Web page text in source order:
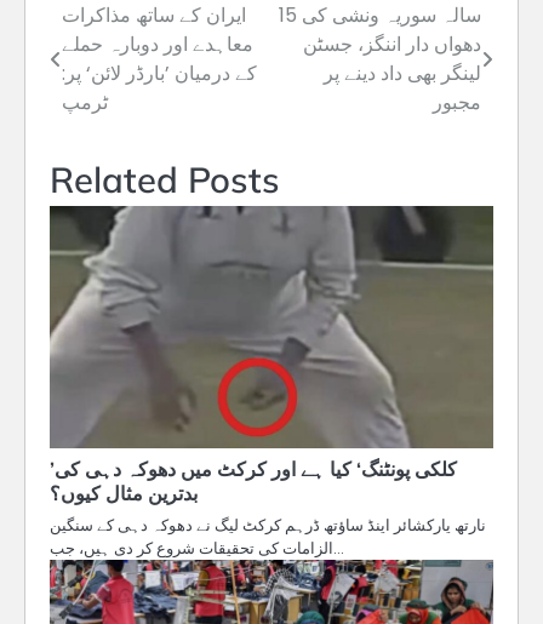
Post
navigation
ایران کے ساتھ مذاکرات
معاہدے اور دوبارہ حملے
کے درمیان ’بارڈر لائن‘ پر:
ٹرمپ
15 سالہ سوریہ ونشی کی
دھواں دار اننگز، جسٹن
لینگر بھی داد دینے پر
مجبور
Related Posts
’کلکی پونٹنگ‘ کیا ہے اور کرکٹ میں دھوکہ دہی کی
بدترین مثال کیوں؟
نارتھ یارکشائر اینڈ ساؤتھ ڈرہم کرکٹ لیگ نے دھوکہ دہی کے سنگین
الزامات کی تحقیقات شروع کر دی ہیں، جب…